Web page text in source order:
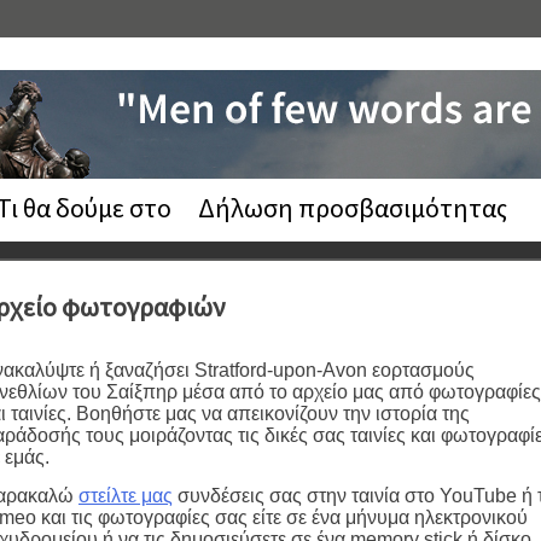
θα δούμε στο
Δήλωση προσβασιμότητας
φωτογραφιών
ή ξαναζήσει Stratford-upon-Avon εορτασμούς
του Σαίξπηρ μέσα από το αρχείο μας από φωτογραφίες
ταινίες. Βοηθήστε μας να απεικονίζουν την ιστορία της
τους μοιράζοντας τις δικές σας ταινίες και
εμάς.
στείλτε μας συνδέσεις σας στην ταινία στο YouTube ή
και τις φωτογραφίες σας είτε σε ένα μήνυμα ηλεκτρονικού